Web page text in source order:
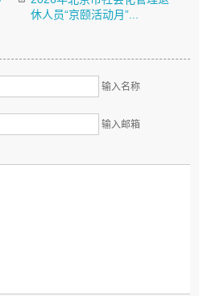
休人员“京颐活动月”...
输入名称
输入邮箱